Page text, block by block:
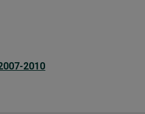
2010